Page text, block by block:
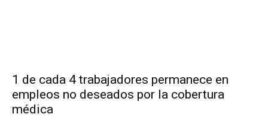
1 de cada 4 trabajadores permanece en
empleos no deseados por la cobertura
médica